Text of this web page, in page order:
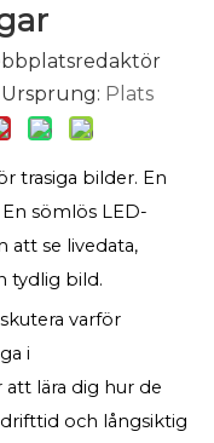
Plats
trasiga bilder. En
sömlös LED-
att se livedata,
tydlig bild.
varför
i
lära dig hur de
och långsiktig